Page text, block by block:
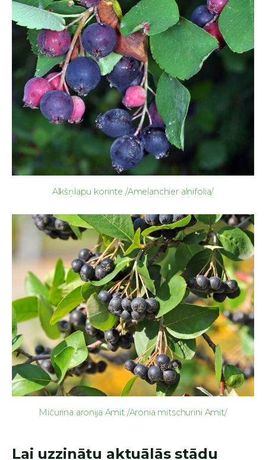
Lai uzzinātu aktuālās stādu
Alkšņlapu korinte /Amelanchier alnifolia/
Mičurina aronija Amit /Aronia mitschurini Amit/